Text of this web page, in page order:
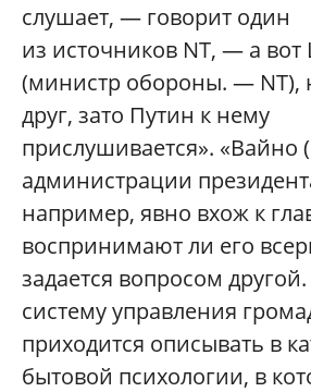
слушает, — говорит один
из источников NT, — а
(министр обороны. — NT),
друг, зато Путин к нему
прислушивается». «Вайно
администрации
например, явно вхож к
воспринимают ли его
задается вопросом
систему управления
приходится описывать в
бытовой психологии, в